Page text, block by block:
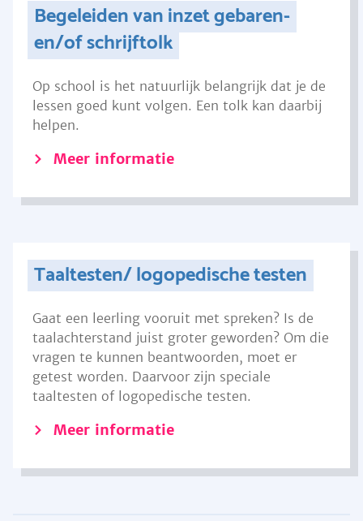
Begeleiden van inzet gebaren-
en/of schrijftolk
Op school is het natuurlijk belangrijk dat je de
lessen goed kunt volgen. Een tolk kan daarbij
helpen.
Meer informatie
Taaltesten/ logopedische testen
Gaat een leerling vooruit met spreken? Is de
taalachterstand juist groter geworden? Om die
vragen te kunnen beantwoorden, moet er
getest worden. Daarvoor zijn speciale
taaltesten of logopedische testen.
Meer informatie